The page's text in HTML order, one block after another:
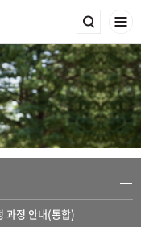
과정 안내(통합)